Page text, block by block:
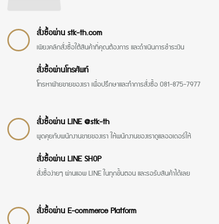
สั่งซื้อผ่าน stk-th.com
เพียงคลิกสั่งซื้อใต้สินค้าที่คุณต้องการ และดำเนินการชำระเงิน
สั่งซื้อผ่านโทรศัพท์
โทรหาฝ่ายขายของเรา เพื่อปรึกษาและทำการสั่งซื้อ 081-875-7977
สั่งซื้อผ่าน LINE @stk-th
พูดคุยกับพนักงานขายของเรา ให้พนักงานของเราดูแลออเดอร์ให้
สั่งซื้อผ่าน LINE SHOP
สั่งซื้อง่ายๆ ผ่านแอพ LINE ในทุกขั้นตอน และรอรับสินค้าได้เลย
สั่งซื้อผ่าน E-commerce Platform